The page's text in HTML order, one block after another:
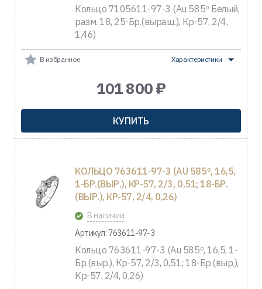
Кольцо 7105611-97-3 (Au 585º Белый,
разм. 18, 25-Бр.(выращ.), Кр-57, 2/4,
1,46)
В избранное Характеристики
101 800 ₽
КУПИТЬ
КОЛЬЦО 763611-97-3 (AU 585º, 16,5,
1-БР.(ВЫР.), КР-57, 2/3, 0,51; 18-БР.
(ВЫР.), КР-57, 2/4, 0,26)
В наличии
Артикул: 763611-97-3
Кольцо 763611-97-3 (Au 585º, 16,5, 1-
Бр.(выр.), Кр-57, 2/3, 0,51; 18-Бр.(выр.),
Кр-57, 2/4, 0,26)